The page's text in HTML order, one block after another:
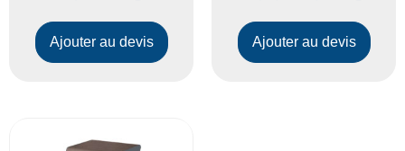
Ajouter au devis Ajouter au devis